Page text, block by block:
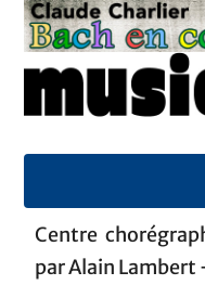
Centre
par Alain